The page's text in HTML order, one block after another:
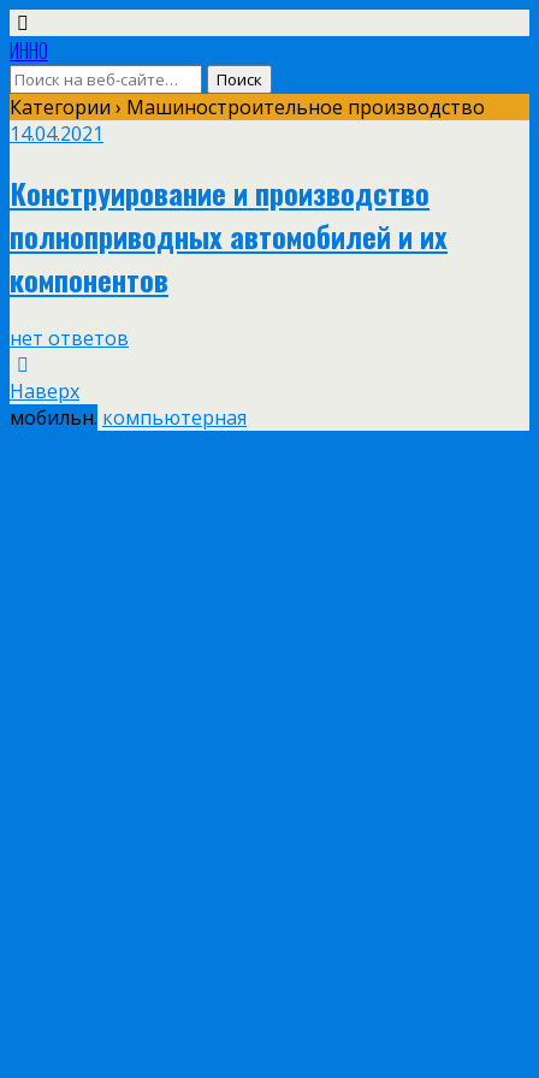
ИННО
Категории › Машиностроительное производство
14.04.2021
Конструирование и производство
полноприводных автомобилей и их
компонентов
нет ответов
Наверх
мобильн. компьютерная